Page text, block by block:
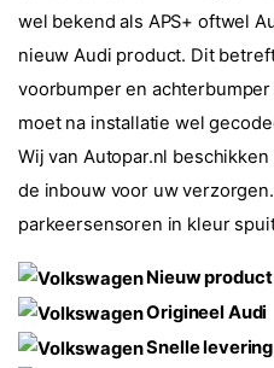
wel bekend als APS+ oftwel
nieuw Audi product. Dit
voorbumper en
moet na installatie wel
Wij van Autopar.nl
de inbouw voor uw
parkeersensoren in kleur
Nieuw product
Origineel Audi
Snelle levering